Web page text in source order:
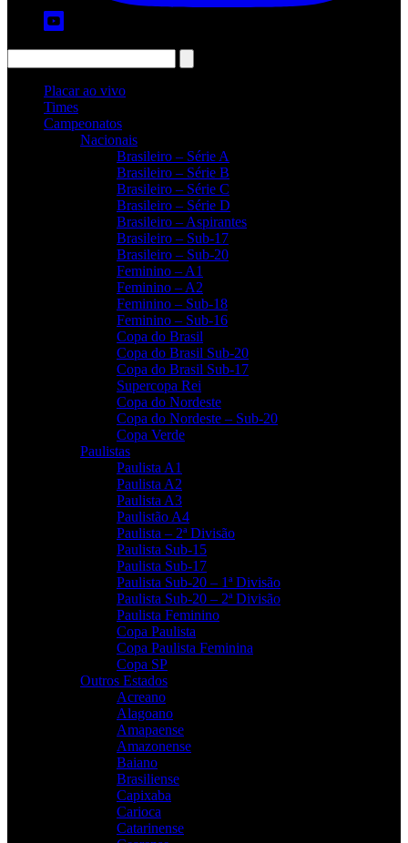
Placar ao vivo
Times
Campeonatos
Nacionais
Brasileiro – Série A
Brasileiro – Série B
Brasileiro – Série C
Brasileiro – Série D
Brasileiro – Aspirantes
Brasileiro – Sub-17
Brasileiro – Sub-20
Feminino – A1
Feminino – A2
Feminino – Sub-18
Feminino – Sub-16
Copa do Brasil
Copa do Brasil Sub-20
Copa do Brasil Sub-17
Supercopa Rei
Copa do Nordeste
Copa do Nordeste – Sub-20
Copa Verde
Paulistas
Paulista A1
Paulista A2
Paulista A3
Paulistão A4
Paulista – 2ª Divisão
Paulista Sub-15
Paulista Sub-17
Paulista Sub-20 – 1ª Divisão
Paulista Sub-20 – 2ª Divisão
Paulista Feminino
Copa Paulista
Copa Paulista Feminina
Copa SP
Outros Estados
Acreano
Alagoano
Amapaense
Amazonense
Baiano
Brasiliense
Capixaba
Carioca
Catarinense